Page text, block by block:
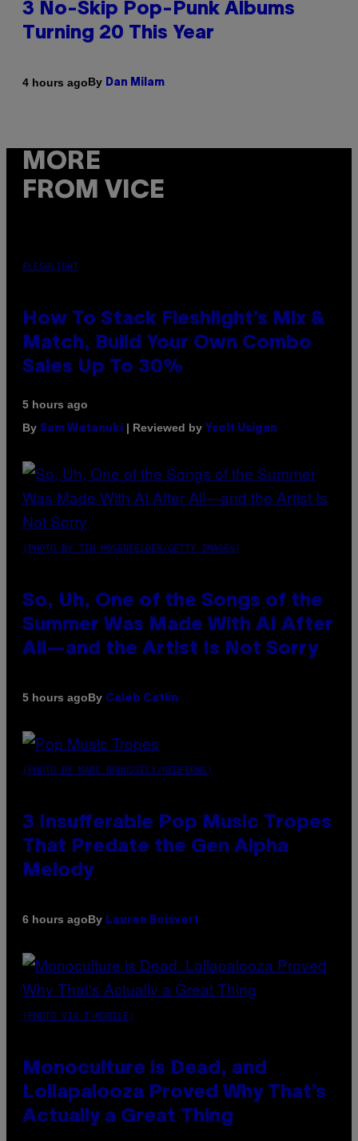
3 No-Skip Pop-Punk Albums
Turning 20 This Year
4 hours agoBy Dan Milam
MORE
FROM VICE
FLESHLIGHT
How To Stack Fleshlight’s Mix &
Match, Build Your Own Combo
Sales Up To 30%
5 hours ago
By Sam Watanuki | Reviewed by Ysolt Usigan
(PHOTO BY TIM MOSENFELDER/GETTY IMAGES)
So, Uh, One of the Songs of the
Summer Was Made With AI After
All—and the Artist Is Not Sorry
5 hours agoBy Caleb Catlin
(PHOTO BY MARC BROUSSELY/REDFERNS)
3 Insufferable Pop Music Tropes
That Predate the Gen Alpha
Melody
6 hours agoBy Lauren Boisvert
(PHOTO VIA T-MOBILE)
Monoculture is Dead, and
Lollapalooza Proved Why That’s
Actually a Great Thing